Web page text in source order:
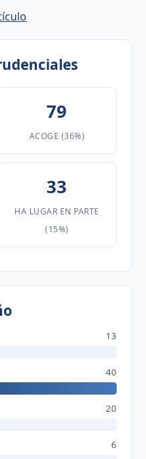
79
ACOGE (36%)
33
HA LUGAR EN PARTE
(15%)
13
40
20
6